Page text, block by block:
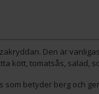
Den är
kött, tomatsås, salad,
betyder berg och